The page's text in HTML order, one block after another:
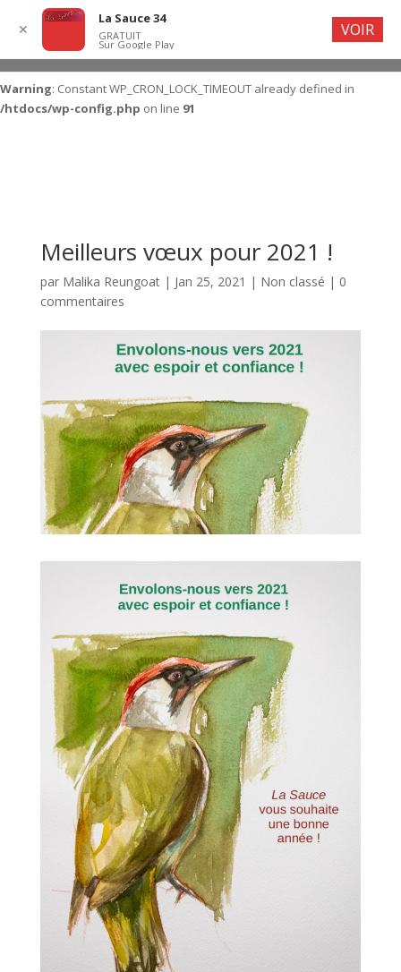
Warning : Constant WP_CRON_LOCK_TIMEOUT already defined in
/htdocs/wp-config.php on line 91
Meilleurs vœux pour 2021 !
par Malika Reungoat| Jan 25, 2021 | Non classé | 0
commentaires
✕
La Sauce 34
GRATUIT
Sur Google Play
VOIR